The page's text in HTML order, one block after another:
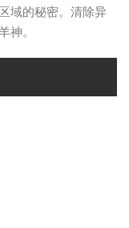
域的秘密。清除异
神。